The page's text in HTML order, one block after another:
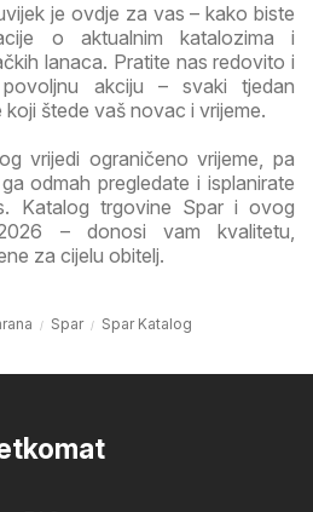
je ovdje za vas – kako biste
o aktualnim katalozima i
lanaca. Pratite nas redovito i
akciju – svaki tjedan
štede vaš novac i vrijeme.
vrijedi ograničeno vrijeme, pa
odmah pregledate i isplanirate
Katalog trgovine Spar i ovog
– donosi vam kvalitetu,
za cijelu obitelj.
Spar Spar Katalog